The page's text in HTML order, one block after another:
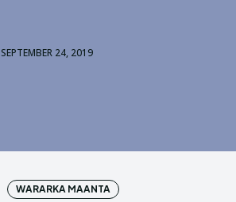
SEPTEMBER 24, 2019
WARARKA MAANTA